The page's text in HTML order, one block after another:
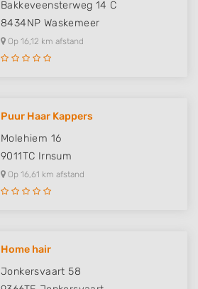
Bakkeveensterweg 14 C
8434NP Waskemeer
Op 16,12 km afstand
Puur Haar Kappers
Molehiem 16
9011TC Irnsum
Op 16,61 km afstand
Home hair
Jonkersvaart 58